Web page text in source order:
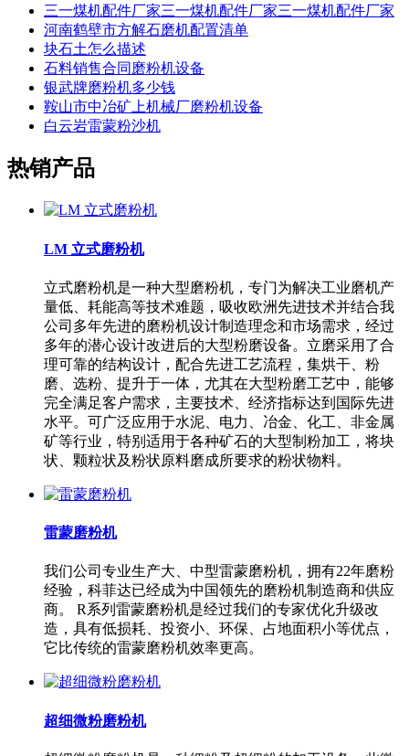
三一煤机配件厂家三一煤机配件厂家三一煤机配件厂家
河南鹤壁市方解石磨机配置清单
块石土怎么描述
石料销售合同磨粉机设备
银武牌磨粉机多少钱
鞍山市中冶矿上机械厂磨粉机设备
白云岩雷蒙粉沙机
热销产品
LM 立式磨粉机
立式磨粉机是一种大型磨粉机，专门为解决工业磨机产
量低、耗能高等技术难题，吸收欧洲先进技术并结合我
公司多年先进的磨粉机设计制造理念和市场需求，经过
多年的潜心设计改进后的大型粉磨设备。立磨采用了合
理可靠的结构设计，配合先进工艺流程，集烘干、粉
磨、选粉、提升于一体，尤其在大型粉磨工艺中，能够
完全满足客户需求，主要技术、经济指标达到国际先进
水平。可广泛应用于水泥、电力、冶金、化工、非金属
矿等行业，特别适用于各种矿石的大型制粉加工，将块
状、颗粒状及粉状原料磨成所要求的粉状物料。
雷蒙磨粉机
我们公司专业生产大、中型雷蒙磨粉机，拥有22年磨粉
经验，科菲达已经成为中国领先的磨粉机制造商和供应
商。 R系列雷蒙磨粉机是经过我们的专家优化升级改
造，具有低损耗、投资小、环保、占地面积小等优点，
它比传统的雷蒙磨粉机效率更高。
超细微粉磨粉机